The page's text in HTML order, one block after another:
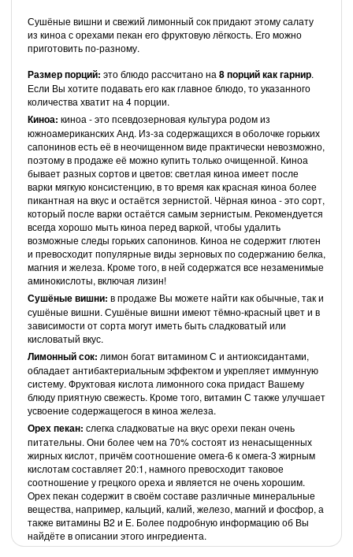
Сушёные вишни и свежий лимонный сок придают этому салату
из киноа с орехами пекан его фруктовую лёгкость. Его можно
приготовить по-разному.
Размер порций: это блюдо рассчитано на 8 порций как гарнир.
Если Вы хотите подавать его как главное блюдо, то указанного
количества хватит на 4 порции.
Киноа: киноа - это псевдозерновая культура родом из
южноамериканских Анд. Из-за содержащихся в оболочке горьких
сапонинов есть её в неочищенном виде практически невозможно,
поэтому в продаже её можно купить только очищенной. Киноа
бывает разных сортов и цветов: светлая киноа имеет после
варки мягкую консистенцию, в то время как красная киноа более
пикантная на вкус и остаётся зернистой. Чёрная киноа - это сорт,
который после варки остаётся самым зернистым. Рекомендуется
всегда хорошо мыть киноа перед варкой, чтобы удалить
возможные следы горьких сапонинов. Киноа не содержит глютен
и превосходит популярные виды зерновых по содержанию белка,
магния и железа. Кроме того, в ней содержатся все незаменимые
аминокислоты, включая лизин!
Сушёные вишни: в продаже Вы можете найти как обычные, так и
сушёные вишни. Сушёные вишни имеют тёмно-красный цвет и в
зависимости от сорта могут иметь быть сладковатый или
кисловатый вкус.
Лимонный сок: лимон богат витамином С и антиоксидантами,
обладает антибактериальным эффектом и укрепляет иммунную
систему. Фруктовая кислота лимонного сока придаст Вашему
блюду приятную свежесть. Кроме того, витамин С также улучшает
усвоение содержащегося в киноа железа.
Орех пекан: слегка сладковатые на вкус орехи пекан очень
питательны. Они более чем на 70% состоят из ненасыщенных
жирных кислот, причём соотношение омега-6 к омега-3 жирным
кислотам составляет 20:1, намного превосходит таковое
соотношение у грецкого ореха и является не очень хорошим.
Орех пекан содержит в своём составе различные минеральные
вещества, например, кальций, калий, железо, магний и фосфор, а
также витамины B2 и E. Более подробную информацию об Вы
найдёте в описании этого ингредиента.